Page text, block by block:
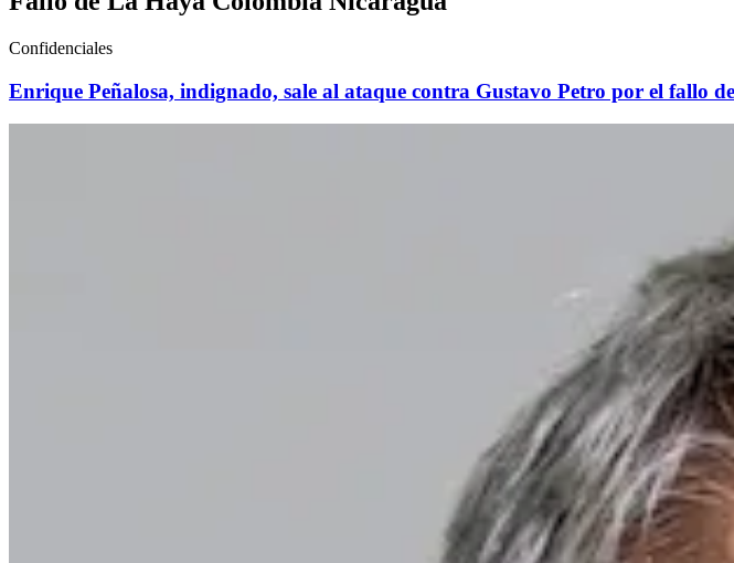
Confidenciales
Enrique Peñalosa, indignado, sale al ataque contra Gustavo Petro por el fallo